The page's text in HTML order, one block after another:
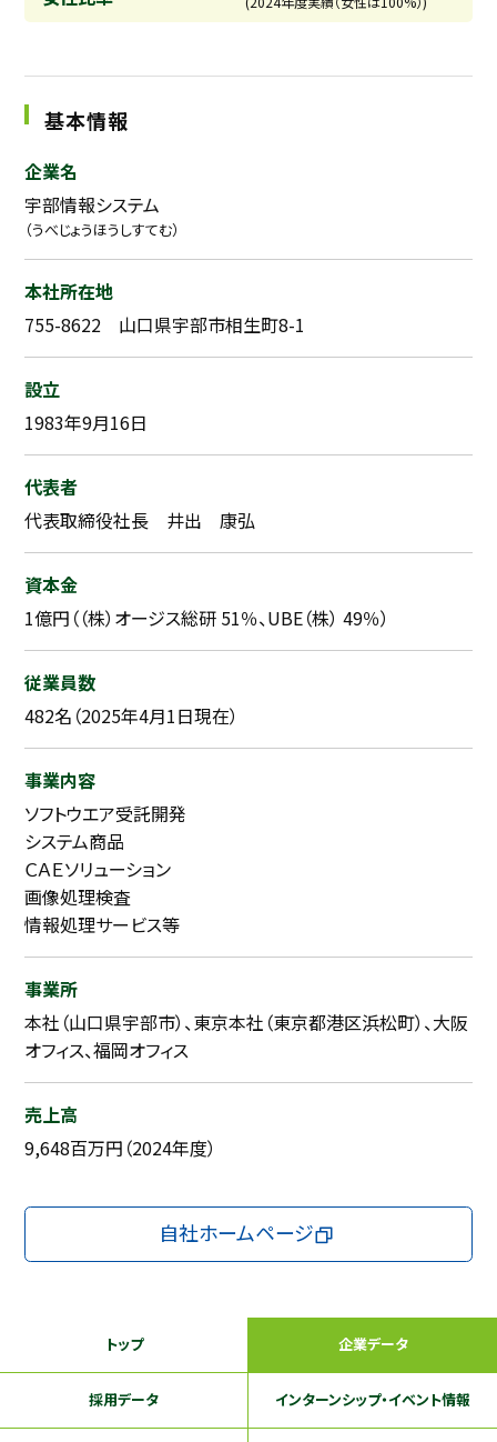
基本情報
企業名
宇部情報システム
（うべじょうほうしすてむ）
本社所在地
755-8622 山口県宇部市相生町8-1
設立
1983年9月16日
代表者
代表取締役社長 井出 康弘
資本金
1億円（（株）オージス総研 51％、UBE（株） 49％）
従業員数
482名（2025年4月1日現在）
事業内容
ソフトウエア受託開発
システム商品
ＣＡＥソリューション
画像処理検査
情報処理サービス等
事業所
本社（山口県宇部市）、東京本社（東京都港区浜松町）、大阪
オフィス、福岡オフィス
売上高
9,648百万円（2024年度）
自社ホームページ
トップ 企業データ
採用データ インターンシップ・イベント情報